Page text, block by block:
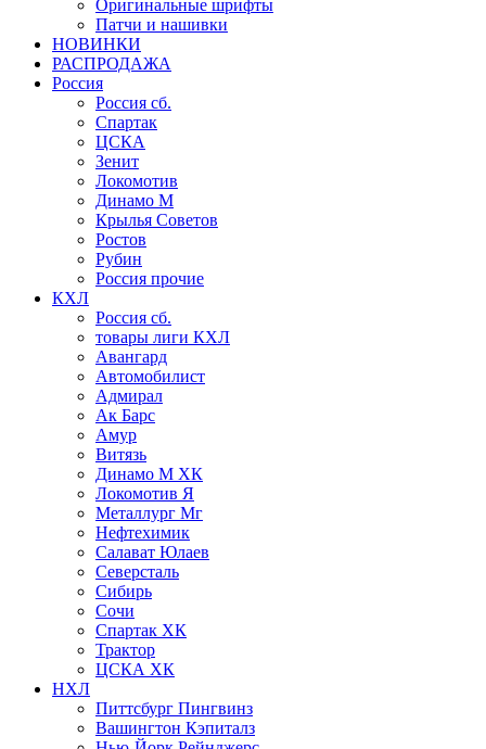
Оригинальные шрифты
Патчи и нашивки
НОВИНКИ
РАСПРОДАЖА
Россия
Россия сб.
Спартак
ЦСКА
Зенит
Локомотив
Динамо М
Крылья Советов
Ростов
Рубин
Россия прочие
КХЛ
Россия сб.
товары лиги КХЛ
Авангард
Автомобилист
Адмирал
Ак Барс
Амур
Витязь
Динамо М ХК
Локомотив Я
Металлург Мг
Нефтехимик
Салават Юлаев
Северсталь
Сибирь
Сочи
Спартак ХК
Трактор
ЦСКА ХК
НХЛ
Питтсбург Пингвинз
Вашингтон Кэпиталз